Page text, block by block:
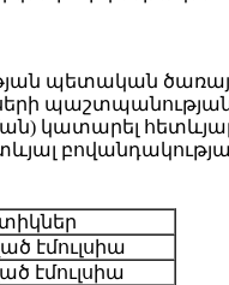
պետական
կատարել հետևյալ
էմուլսիա
էմուլսիա